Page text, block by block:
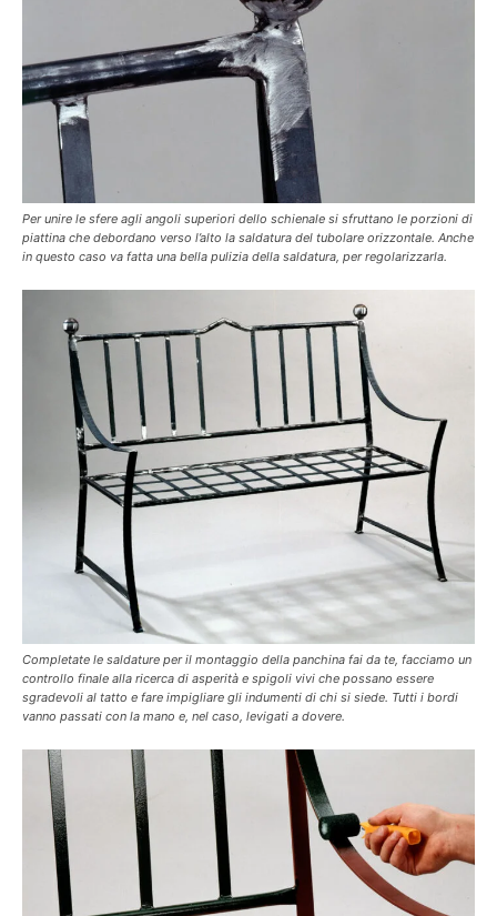
Per unire le sfere agli angoli superiori dello schienale si sfruttano le porzioni di
piattina che debordano verso l’alto la saldatura del tubolare orizzontale. Anche
in questo caso va fatta una bella pulizia della saldatura, per regolarizzarla.
Completate le saldature per il montaggio della panchina fai da te, facciamo un
controllo finale alla ricerca di asperità e spigoli vivi che possano essere
sgradevoli al tatto e fare impigliare gli indumenti di chi si siede. Tutti i bordi
vanno passati con la mano e, nel caso, levigati a dovere.